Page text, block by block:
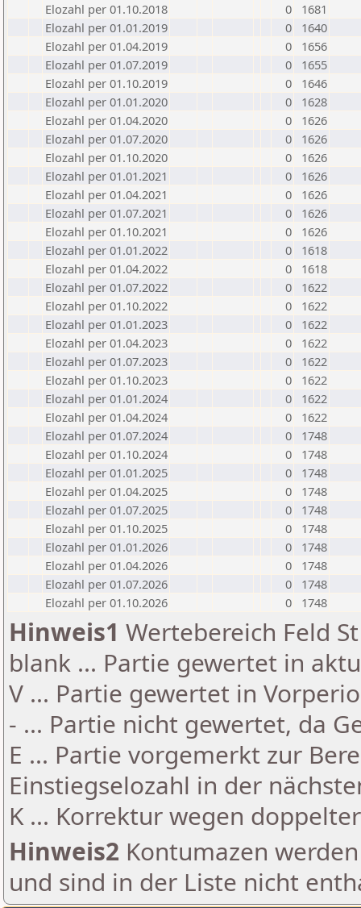
Elozahl per 01.10.2018
0
1681
Elozahl per 01.01.2019
0
1640
Elozahl per 01.04.2019
0
1656
Elozahl per 01.07.2019
0
1655
Elozahl per 01.10.2019
0
1646
Elozahl per 01.01.2020
0
1628
Elozahl per 01.04.2020
0
1626
Elozahl per 01.07.2020
0
1626
Elozahl per 01.10.2020
0
1626
Elozahl per 01.01.2021
0
1626
Elozahl per 01.04.2021
0
1626
Elozahl per 01.07.2021
0
1626
Elozahl per 01.10.2021
0
1626
Elozahl per 01.01.2022
0
1618
Elozahl per 01.04.2022
0
1618
Elozahl per 01.07.2022
0
1622
Elozahl per 01.10.2022
0
1622
Elozahl per 01.01.2023
0
1622
Elozahl per 01.04.2023
0
1622
Elozahl per 01.07.2023
0
1622
Elozahl per 01.10.2023
0
1622
Elozahl per 01.01.2024
0
1622
Elozahl per 01.04.2024
0
1622
Elozahl per 01.07.2024
0
1748
Elozahl per 01.10.2024
0
1748
Elozahl per 01.01.2025
0
1748
Elozahl per 01.04.2025
0
1748
Elozahl per 01.07.2025
0
1748
Elozahl per 01.10.2025
0
1748
Elozahl per 01.01.2026
0
1748
Elozahl per 01.04.2026
0
1748
Elozahl per 01.07.2026
0
1748
Elozahl per 01.10.2026
0 1748
Hinweis1 Wertebereich Feld
blank ... Partie gewertet in
V ... Partie gewertet in
- ... Partie nicht gewertet, da
E ... Partie vorgemerkt zur
Einstiegselozahl in der
K ... Korrektur wegen
Hinweis2 Kontumazen
und sind in der Liste nicht